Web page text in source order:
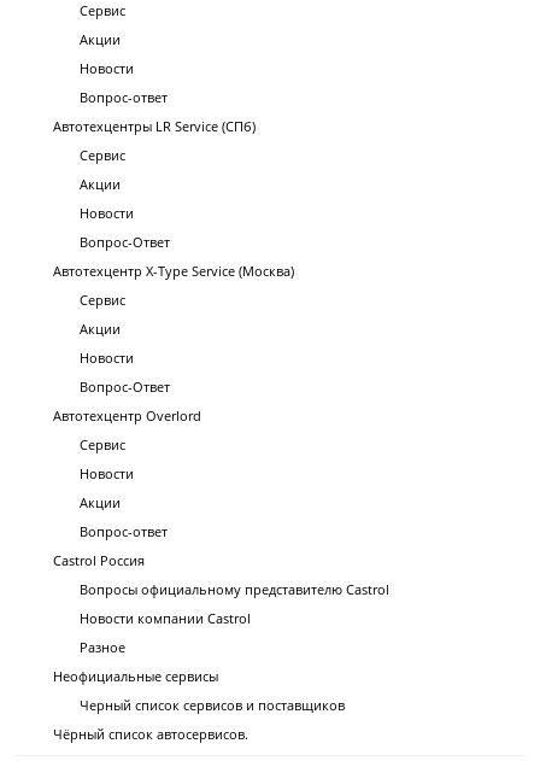
Сервис
Акции
Новости
Вопрос-ответ
Автотехцентры LR Service (СПб)
Сервис
Акции
Новости
Вопрос-Ответ
Автотехцентр X-Type Service (Москва)
Сервис
Акции
Новости
Вопрос-Ответ
Автотехцентр Overlord
Сервис
Новости
Акции
Вопрос-ответ
Castrol Россия
Вопросы официальному представителю Castrol
Новости компании Castrol
Разное
Неофициальные сервисы
Черный список сервисов и поставщиков
Чёрный список автосервисов.